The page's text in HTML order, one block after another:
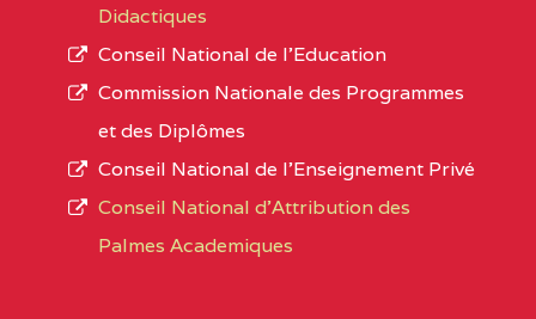
Région Noms
ADAMAOUA
INSTITUT POLYVALENT
PINTADES BP :
ADAMAOUA
COLLEGE PRIVE LAIC
suit :
1950 établissements publics
895 CES dont 86 Bilingues
1055 Lycées dont 351 Bilingues
72 établissements avec section bilingue
1358 établissements privés
Didactiques
Conseil National de l’Education
Commission Nationale des Programmes
et des Diplômes
Conseil National de l’Enseignement Privé
Conseil National d'Attribution des
Palmes Academiques